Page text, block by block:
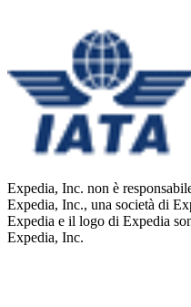
Expedia, Inc. non è
Expedia, Inc., una società di
Expedia e il logo di Expedia
Expedia, Inc.